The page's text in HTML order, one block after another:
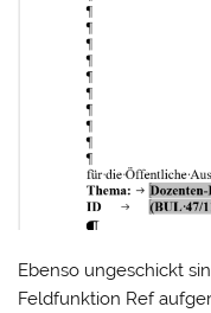
Ebenso ungeschickt
Feldfunktion Ref